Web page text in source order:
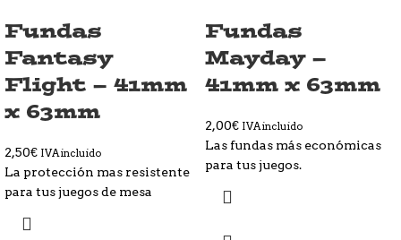
Fundas
Fantasy
Flight – 41mm
x 63mm
2,50€ IVA incluido
La protección mas resistente
para tus juegos de mesa
Fundas
Mayday –
41mm x 63mm
2,00€ IVA incluido
Las fundas más económicas
para tus juegos.